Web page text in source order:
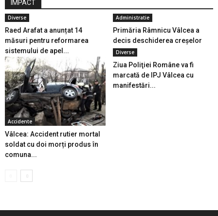
IMPACT
Diverse
Raed Arafat a anunțat 14
măsuri pentru reformarea
sistemului de apel...
Administratie
Primăria Râmnicu Vâlcea a
decis deschiderea creșelor
Accidente
Vâlcea: Accident rutier mortal
soldat cu doi morți produs în
comuna...
Diverse
Ziua Poliţiei Române va fi
marcată de IPJ Vâlcea cu
manifestări...